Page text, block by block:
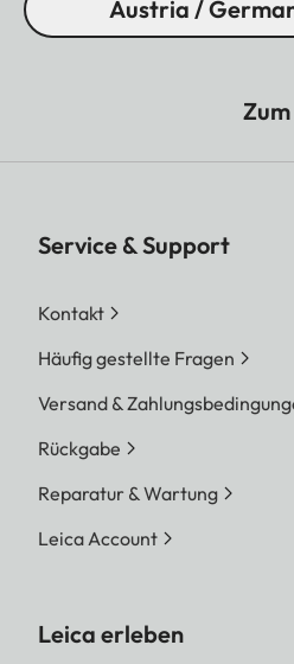
Austria /
Service & Support
Kontakt
Häufig gestellte Fragen
Versand &
Rückgabe
Reparatur & Wartung
Leica Account
Leica erleben